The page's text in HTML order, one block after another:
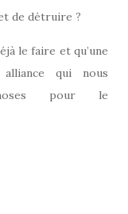
de détruire ?
le faire et qu’une
qui nous
pour le